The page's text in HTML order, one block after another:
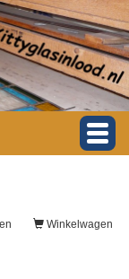
Winkelwagen